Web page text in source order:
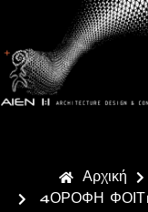
Αρχική
4ΟΡΟΦΗ